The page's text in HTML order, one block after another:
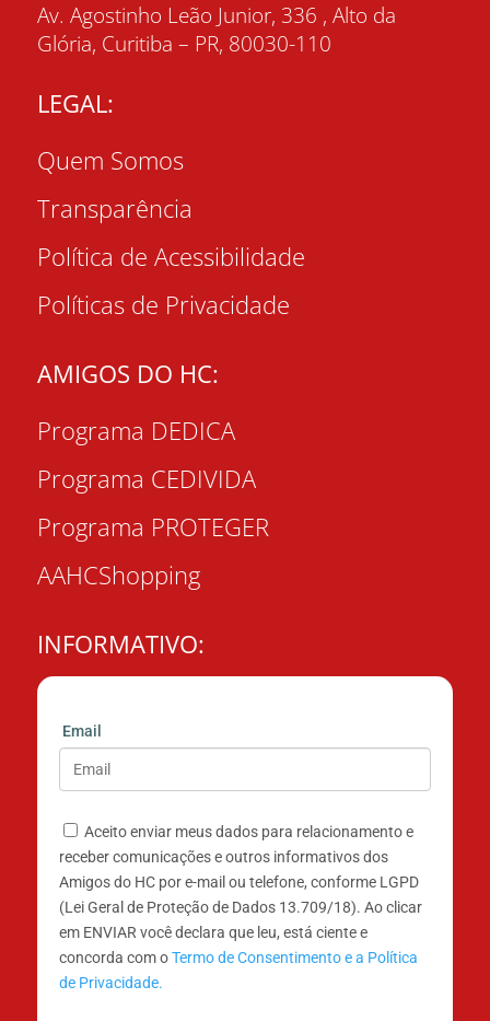
Av. Agostinho Leão Junior, 336 , Alto da
Glória, Curitiba – PR, 80030-110
LEGAL:
Quem Somos
Transparência
Política de Acessibilidade
Políticas de Privacidade
AMIGOS DO HC:
Programa DEDICA
Programa CEDIVIDA
Programa PROTEGER
AAHCShopping
INFORMATIVO:
Email
Aceito enviar meus dados para relacionamento e
receber comunicações e outros informativos dos
Amigos do HC por e-mail ou telefone, conforme LGPD
(Lei Geral de Proteção de Dados 13.709/18). Ao clicar
em ENVIAR você declara que leu, está ciente e
concorda com oTermo de Consentimento e a Política
de Privacidade.